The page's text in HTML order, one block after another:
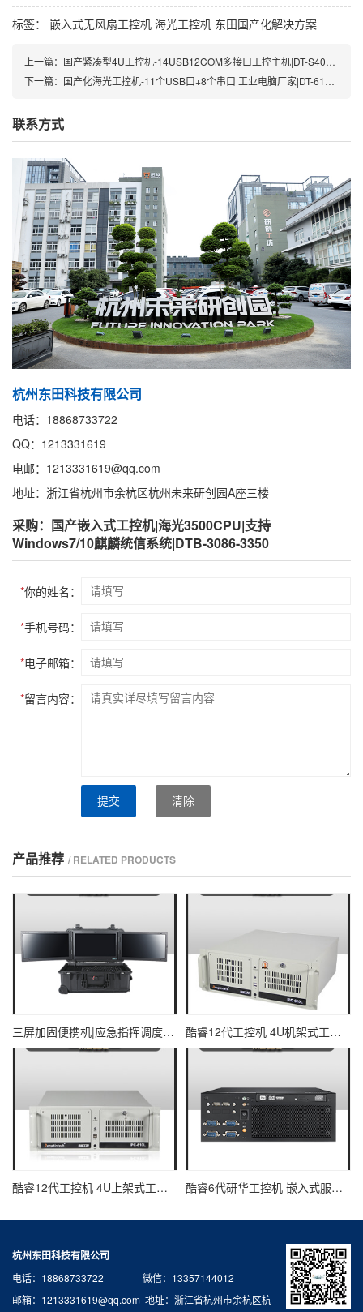
标签： 嵌入式无风扇工控机 海光工控机 东田国产化解决方案
上一篇： 国产紧凑型4U工控机-14USB12COM多接口工控主机|DT-S4010MB-TD2KMB
下一篇： 国产化海光工控机-11个USB口+8个串口|工业电脑厂家|DT-610X-U3350MA
联系方式
杭州东田科技有限公司
电话：18868733722
QQ：1213331619
电邮：1213331619@qq.com
地址：浙江省杭州市余杭区杭州未来研创园A座三楼
采购：国产嵌入式工控机|海光3500CPU|支持
Windows7/10麒麟统信系统|DTB-3086-3350
*你的姓名：
*手机号码：
*电子邮箱：
*留言内容：
提交 清除
产品推荐 / RELATED PRODUCTS
三屏加固便携机|应急指挥调度台移动终端|DTG-U1713-XH310 酷睿12代工控机 4U机架式工业控制器 DT-610L-IZ690MA
酷睿12代工控机 4U上架式工业电脑 DT-610L-IH610MB 酷睿6代研华工控机 嵌入式服务器主机 EPC-B2205
杭州东田科技有限公司
电话：18868733722 微信：13357144012
邮箱：1213331619@qq.com 地址：浙江省杭州市余杭区杭